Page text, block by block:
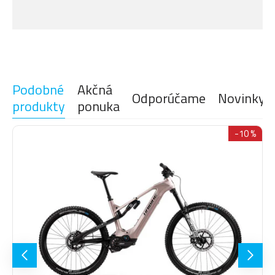
VIDLICE
Fox 36 Float AWL HD, vzduch,
160mm
Shimano XT M8100 Shadow
Plus, 12-rýchlosťou
PÁČKA
Shimano XT M8100, Trigger
Switch
KAZETOVÝ
PASTOREK
(ZADNÝ)
Shimano XT M8100, 10-51
zubov
Podobné
produkty
Akčná
ponuka Odporúčame Novinky
-10 %